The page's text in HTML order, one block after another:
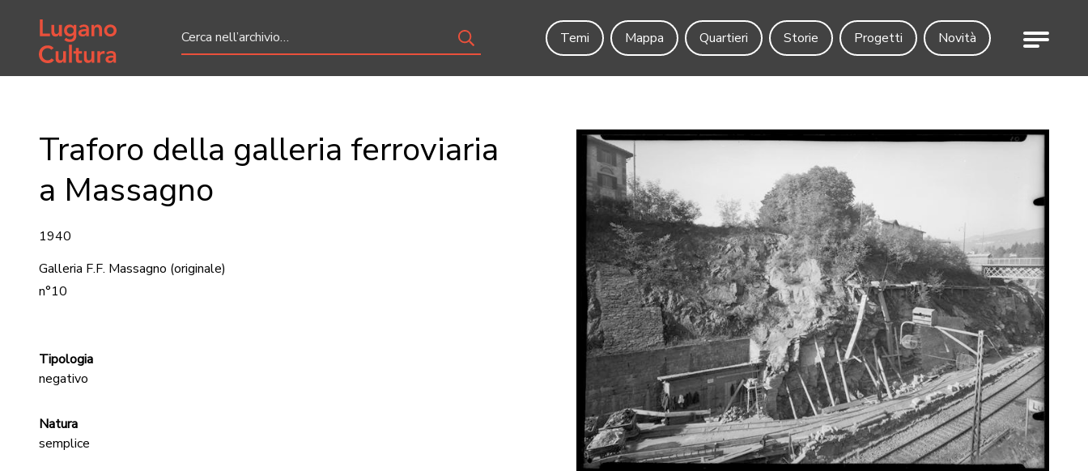
Home page
Temi
Mappa Quartieri Storie Progetti Novità Menu
Traforo della galleria ferroviaria
a Massagno
1940
Galleria F.F. Massagno (originale)
n°10
Tipologia
negativo
Natura
semplice